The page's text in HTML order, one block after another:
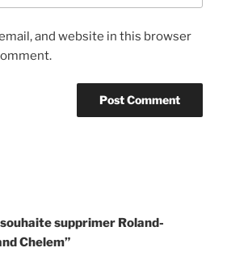
and website in this browser
supprimer Roland-
Chelem”